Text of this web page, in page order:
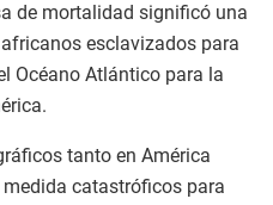
de mortalidad significó una
esclavizados para
Océano Atlántico para la
tanto en América
catastróficos para